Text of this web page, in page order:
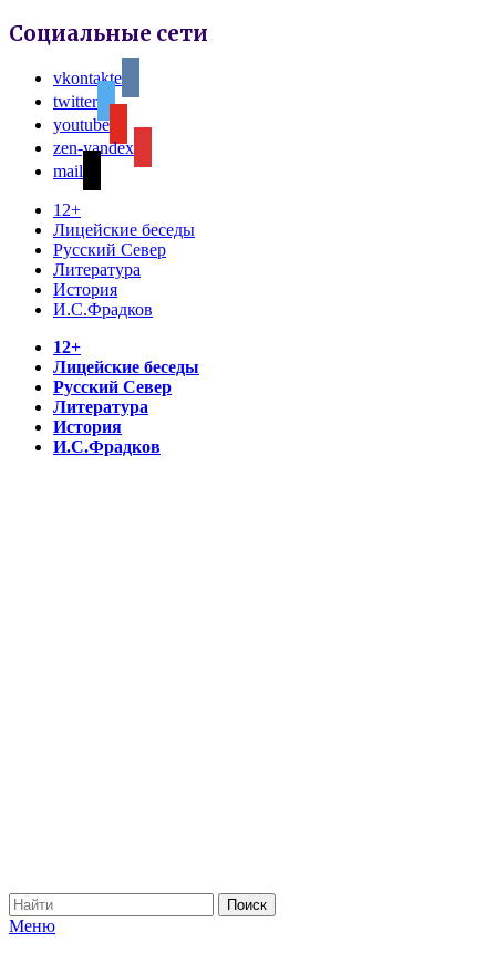
Социальные сети
vkontakte
twitter
youtube
zen-yandex
mail
12+
Лицейские беседы
Русский Север
Литература
История
И.С.Фрадков
12+
Лицейские беседы
Русский Север
Литература
История
И.С.Фрадков
Меню